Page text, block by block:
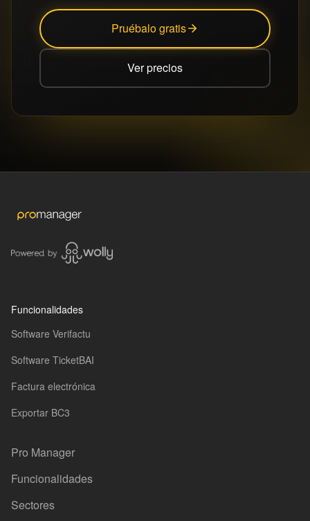
Pruébalo gratis
Ver precios
Funcionalidades
Software Verifactu
Software TicketBAI
Factura electrónica
Exportar BC3
Pro Manager
Funcionalidades
Sectores